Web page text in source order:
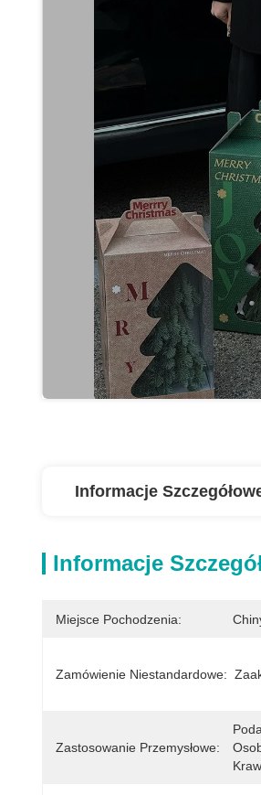
Informacje
Informacje
Miejsce Pochodzenia:
Zamówienie Niestandardowe:
Zastosowanie Przemysłowe: